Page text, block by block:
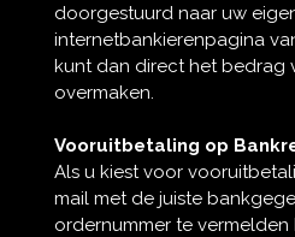
doorgestuurd naar uw
internetbankierenpagina
kunt dan direct het bedrag
overmaken.
Vooruitbetaling op
Als u kiest voor
mail met de juiste
ordernummer te